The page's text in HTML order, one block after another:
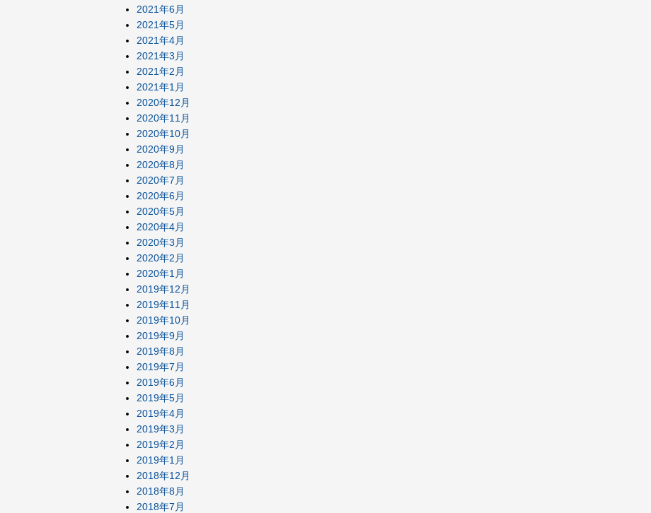
2021年6月
2021年5月
2021年4月
2021年3月
2021年2月
2021年1月
2020年12月
2020年11月
2020年10月
2020年9月
2020年8月
2020年7月
2020年6月
2020年5月
2020年4月
2020年3月
2020年2月
2020年1月
2019年12月
2019年11月
2019年10月
2019年9月
2019年8月
2019年7月
2019年6月
2019年5月
2019年4月
2019年3月
2019年2月
2019年1月
2018年12月
2018年8月
2018年7月